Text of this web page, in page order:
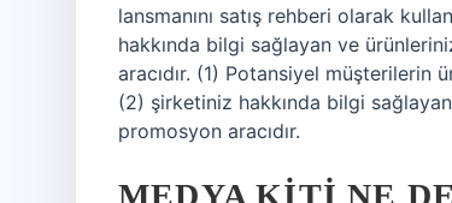
lansmanını satış rehberi olarak
hakkında bilgi sağlayan ve
aracıdır. (1) Potansiyel müşterilerin
(2) şirketiniz hakkında bilgi
promosyon aracıdır.
MEDYA KITI NE